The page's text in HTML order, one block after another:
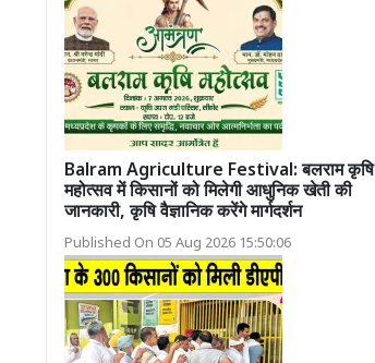
Balram Agriculture Festival: बलराम कृषि
महोत्सव में किसानों को मिलेगी आधुनिक खेती की
जानकारी, कृषि वैज्ञानिक करेंगे मार्गदर्शन
Published On 05 Aug 2026 15:50:06